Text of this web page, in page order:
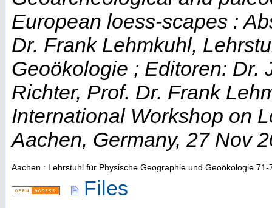
European loess-scapes :
Dr. Frank Lehmkuhl,
Geoökologie ; Editoren: Dr.
Richter, Prof. Dr. Frank
International Workshop on
Aachen, Germany, 27 Nov
Aachen : Lehrstuhl für Physische Geographie und Geoökologie 71-
Files